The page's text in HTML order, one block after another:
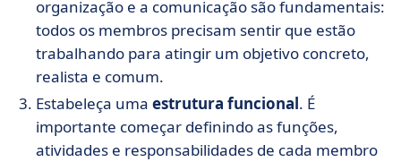
organização e a comunicação são fundamentais:
todos os membros precisam sentir que estão
trabalhando para atingir um objetivo concreto,
realista e comum.
Estabeleça uma estrutura funcional. É
importante começar definindo as funções,
atividades e responsabilidades de cada membro